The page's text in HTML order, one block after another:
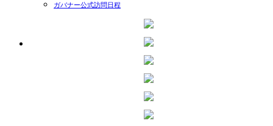
ガバナー公式訪問日程